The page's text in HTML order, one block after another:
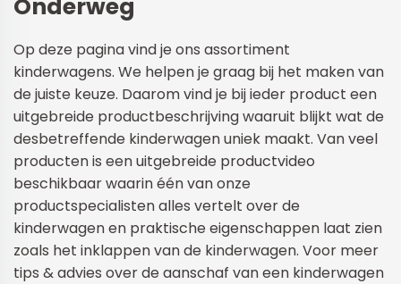
Boxkleden
Boxmatrassen en hoeslakens
Muziekmobiel
Meer
Veiligheid in en om huis
Veiligheid in huis
Veiligheid buiten de deur
Onderweg
Op deze pagina vind je ons assortiment
kinderwagens. We helpen je graag bij het maken van
de juiste keuze. Daarom vind je bij ieder product een
uitgebreide productbeschrijving waaruit blijkt wat de
desbetreffende kinderwagen uniek maakt. Van veel
producten is een uitgebreide productvideo
beschikbaar waarin één van onze
productspecialisten alles vertelt over de
kinderwagen en praktische eigenschappen laat zien
zoals het inklappen van de kinderwagen. Voor meer
tips & advies over de aanschaf van een kinderwagen